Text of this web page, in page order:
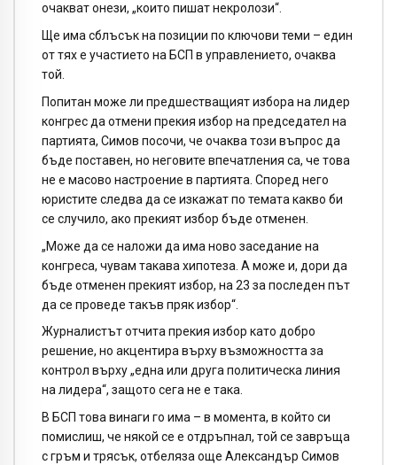
очакват онези, „които пишат некролози“.
Ще има сблъсък на позиции по ключови теми – един
от тях е участието на БСП в управлението, очаква
той.
Попитан може ли предшестващият избора на лидер
конгрес да отмени прекия избор на председател на
партията, Симов посочи, че очаква този въпрос да
бъде поставен, но неговите впечатления са, че това
не е масово настроение в партията. Според него
юристите следва да се изкажат по темата какво би
се случило, ако прекият избор бъде отменен.
„Може да се наложи да има ново заседание на
конгреса, чувам такава хипотеза. А може и, дори да
бъде отменен прекият избор, на 23 за последен път
да се проведе такъв пряк избор“.
Журналистът отчита прекия избор като добро
решение, но акцентира върху възможността за
контрол върху „една или друга политическа линия
на лидера“, защото сега не е така.
В БСП това винаги го има – в момента, в който си
помислиш, че някой се е отдръпнал, той се завръща
с гръм и трясък, отбеляза още Александър Симов